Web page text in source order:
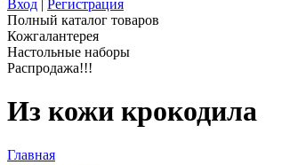
Вход | Регистрация
Полный каталог товаров
Кожгалантерея
Настольные наборы
Распродажа!!!
Из кожи крокодила
Главная